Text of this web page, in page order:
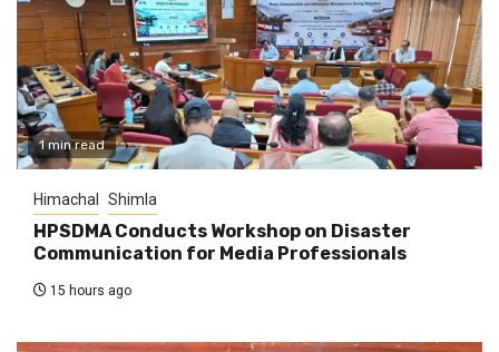
1 min read
Himachal Shimla
HPSDMA Conducts Workshop on Disaster
Communication for Media Professionals
15 hours ago